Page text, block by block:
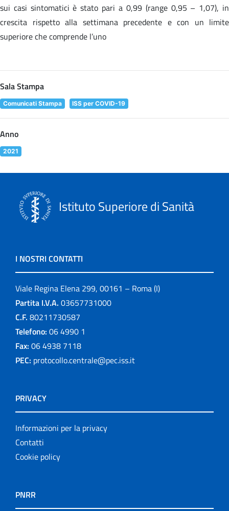
sui casi sintomatici è stato pari a 0,99 (range 0,95 – 1,07), in
crescita rispetto alla settimana precedente e con un limite
superiore che comprende l’uno
Sala Stampa
Comunicati Stampa ISS per COVID-19
Anno
2021
Istituto Superiore di Sanità
I NOSTRI CONTATTI
Viale Regina Elena 299, 00161 – Roma (I)
Partita I.V.A. 03657731000
C.F. 80211730587
Telefono: 06 4990 1
Fax: 06 4938 7118
PEC: protocollo.centrale@pec.iss.it
PRIVACY
Informazioni per la privacy
Contatti
Cookie policy
PNRR